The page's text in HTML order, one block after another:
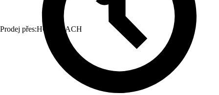
Prodej přes:HORNBACH